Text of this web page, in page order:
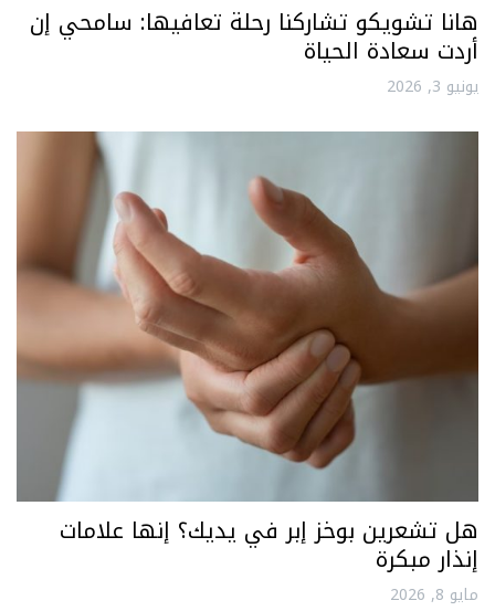
هانا تشويكو تشاركنا رحلة تعافيها: سامحي إن
أردت سعادة الحياة
يونيو 3, 2026
هل تشعرين بوخز إبر في يديك؟ إنها علامات
إنذار مبكرة
مايو 8, 2026